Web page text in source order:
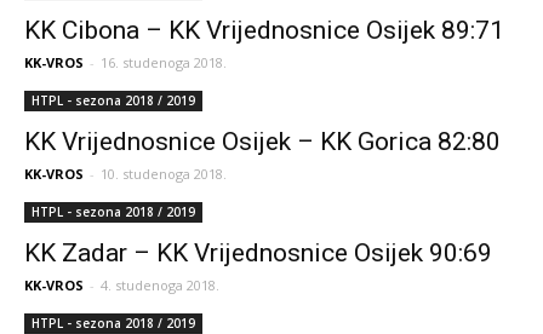
KK Cibona – KK Vrijednosnice Osijek 89:71
KK-VROS - 16. studenoga 2018.
HTPL - sezona 2018 / 2019
KK Vrijednosnice Osijek – KK Gorica 82:80
KK-VROS - 10. studenoga 2018.
HTPL - sezona 2018 / 2019
KK Zadar – KK Vrijednosnice Osijek 90:69
KK-VROS - 4. studenoga 2018.
HTPL - sezona 2018 / 2019